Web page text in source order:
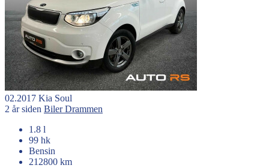
02.2017 Kia Soul
2 år siden BilerDrammen
1.8 l
99 hk
Bensin
212800 km